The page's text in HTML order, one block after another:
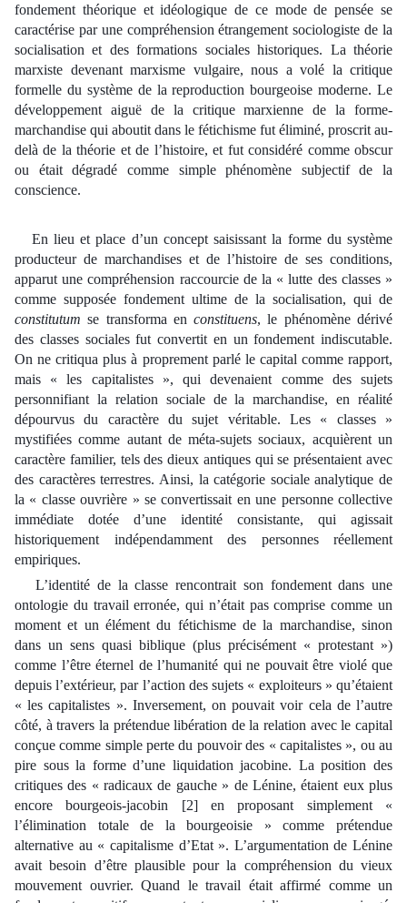
fondement théorique et idéologique de ce mode de pensée se
caractérise par une compréhension étrangement sociologiste de la
socialisation et des formations sociales historiques. La théorie
marxiste devenant marxisme vulgaire, nous a volé la critique
formelle du système de la reproduction bourgeoise moderne. Le
développement aiguë de la critique marxienne de la forme-
marchandise qui aboutit dans le fétichisme fut éliminé, proscrit au-
delà de la théorie et de l’histoire, et fut considéré comme obscur
ou était dégradé comme simple phénomène subjectif de la
conscience.
En lieu et place d’un concept saisissant la forme du système
producteur de marchandises et de l’histoire de ses conditions,
apparut une compréhension raccourcie de la « lutte des classes »
comme supposée fondement ultime de la socialisation, qui de
constitutum se transforma enconstituens, le phénomène dérivé
des classes sociales fut convertit en un fondement indiscutable.
On ne critiqua plus à proprement parlé le capital comme rapport,
mais « les capitalistes », qui devenaient comme des sujets
personnifiant la relation sociale de la marchandise, en réalité
dépourvus du caractère du sujet véritable. Les « classes »
mystifiées comme autant de méta-sujets sociaux, acquièrent un
caractère familier, tels des dieux antiques qui se présentaient avec
des caractères terrestres. Ainsi, la catégorie sociale analytique de
la « classe ouvrière » se convertissait en une personne collective
immédiate dotée d’une identité consistante, qui agissait
historiquement indépendamment des personnes réellement
empiriques.
L’identité de la classe rencontrait son fondement dans une
ontologie du travail erronée, qui n’était pas comprise comme un
moment et un élément du fétichisme de la marchandise, sinon
dans un sens quasi biblique (plus précisément « protestant »)
comme l’être éternel de l’humanité qui ne pouvait être violé que
depuis l’extérieur, par l’action des sujets « exploiteurs » qu’étaient
« les capitalistes ». Inversement, on pouvait voir cela de l’autre
côté, à travers la prétendue libération de la relation avec le capital
conçue comme simple perte du pouvoir des « capitalistes », ou au
pire sous la forme d’une liquidation jacobine. La position des
critiques des « radicaux de gauche » de Lénine, étaient eux plus
encore bourgeois-jacobin [2] en proposant simplement «
l’élimination totale de la bourgeoisie » comme prétendue
alternative au « capitalisme d’Etat ». L’argumentation de Lénine
avait besoin d’être plausible pour la compréhension du vieux
mouvement ouvrier. Quand le travail était affirmé comme un